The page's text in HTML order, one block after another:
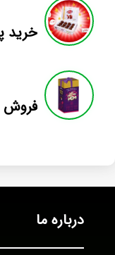
خرید
فروش
درباره ما